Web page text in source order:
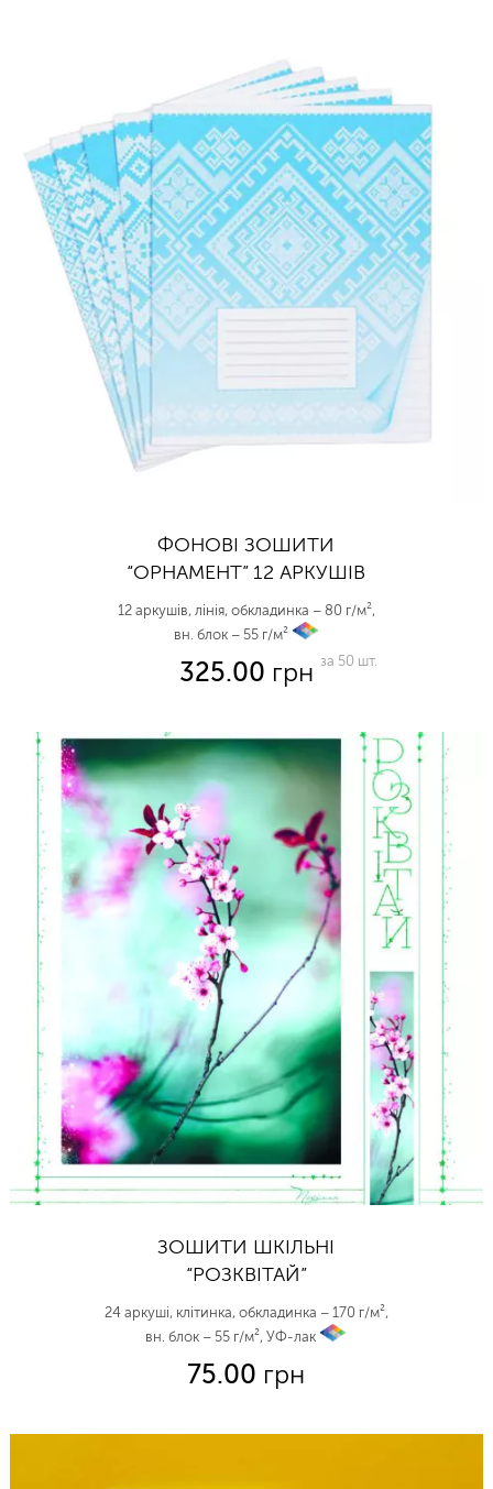
ФОНОВІ ЗОШИТИ
“ОРНАМЕНТ” 12 АРКУШІВ
12 аркушів, лінія, обкладинка – 80 г/м²,
вн. блок – 55 г/м²
325.00 грн за 50 шт.
ЗОШИТИ ШКІЛЬНІ
“РОЗКВІТАЙ”
24 аркуші, клітинка, обкладинка – 170 г/м²,
вн. блок – 55 г/м², УФ-лак
75.00 грн